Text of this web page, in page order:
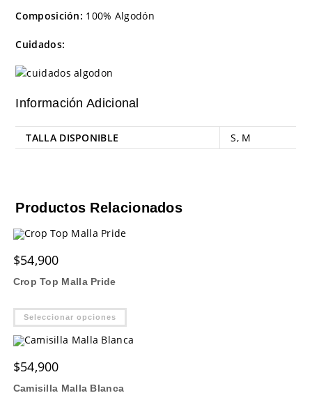
Composición: 100% Algodón
Cuidados:
Información Adicional
TALLA DISPONIBLE S, M
Productos Relacionados
$54,900
Crop Top Malla Pride
Seleccionar opciones Este
tiene
múltiples
$54,900
Camisilla Malla Blanca